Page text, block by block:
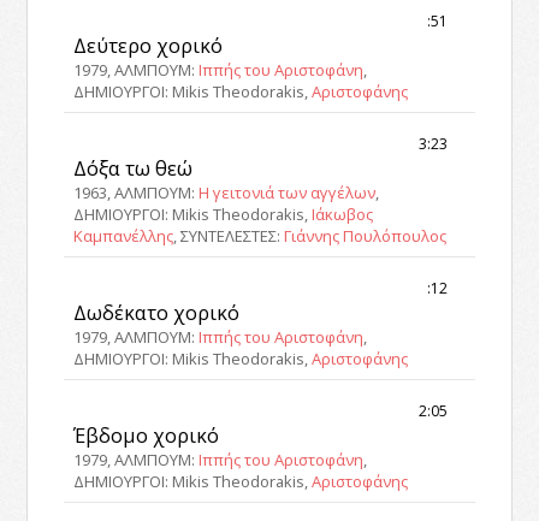
:51
Δεύτερο χορικό
1979, ΑΛΜΠΟΥΜ: Ιππής του Αριστοφάνη,
ΔΗΜΙΟΥΡΓΟΙ: Mikis Theodorakis,Αριστοφάνης
3:23
Δόξα τω θεώ
1963, ΑΛΜΠΟΥΜ: Η γειτονιά των αγγέλων,
ΔΗΜΙΟΥΡΓΟΙ: Mikis Theodorakis, Ιάκωβος
Καμπανέλλης, ΣΥΝΤΕΛΕΣΤΕΣ: Γιάννης Πουλόπουλος
:12
Δωδέκατο χορικό
1979, ΑΛΜΠΟΥΜ: Ιππής του Αριστοφάνη
ΔΗΜΙΟΥΡΓΟΙ: Mikis Theodorakis,Αριστοφάνης
2:05
Έβδομο χορικό
1979, ΑΛΜΠΟΥΜ: Ιππής του Αριστοφάνη
ΔΗΜΙΟΥΡΓΟΙ: Mikis Theodorakis,Αριστοφάνης